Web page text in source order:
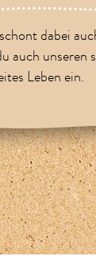
dabei
auch unseren
Leben ein.